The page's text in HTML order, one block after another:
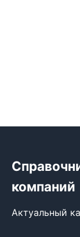
компаний
Актуальный